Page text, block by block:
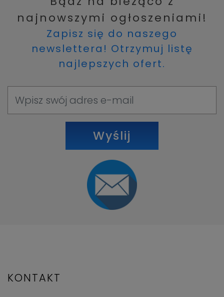
najnowszymi ogłoszeniami!
Zapisz się do naszego
newslettera! Otrzymuj listę
najlepszych ofert.
Wyślij
KONTAKT